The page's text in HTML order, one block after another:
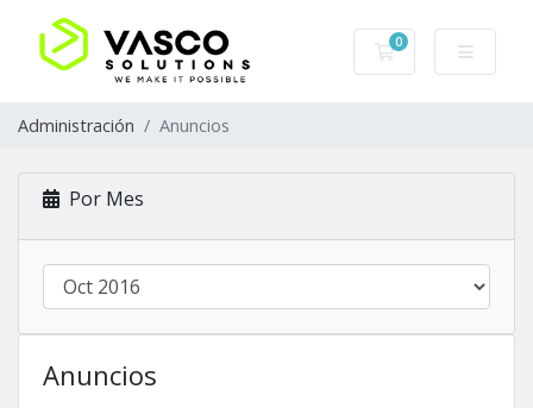
0
Carro de Pedidos
Administración Anuncios
Por Mes
Anuncios